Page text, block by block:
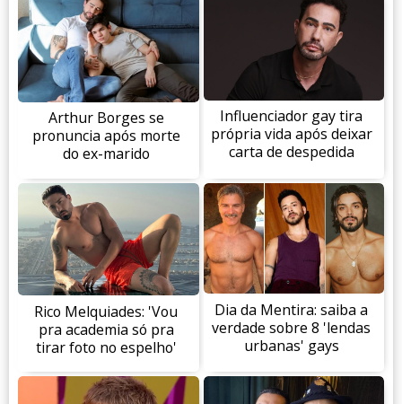
Arthur Borges se
pronuncia após morte
do ex-marido
Influenciador gay tira
própria vida após deixar
carta de despedida
Rico Melquiades: 'Vou
pra academia só pra
tirar foto no espelho'
Dia da Mentira: saiba a
verdade sobre 8 'lendas
urbanas' gays